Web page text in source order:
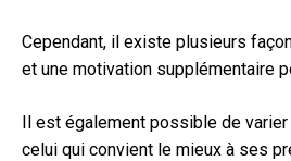
Cependant, il existe plusieurs
et une motivation supplémentaire
Il est également possible de
celui qui convient le mieux à ses